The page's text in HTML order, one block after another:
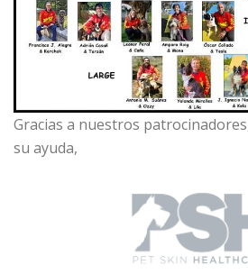
Gracias a nuestros
su ayuda,